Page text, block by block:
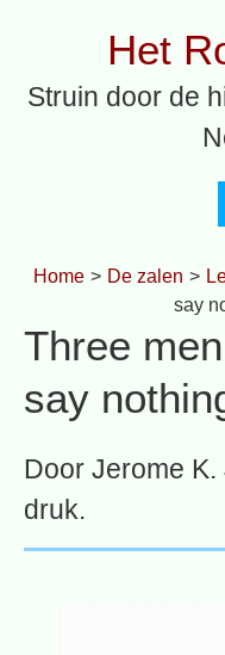
Het
Struin door de
Home > De zalen >
say
Three
say
Door Jerome
druk.